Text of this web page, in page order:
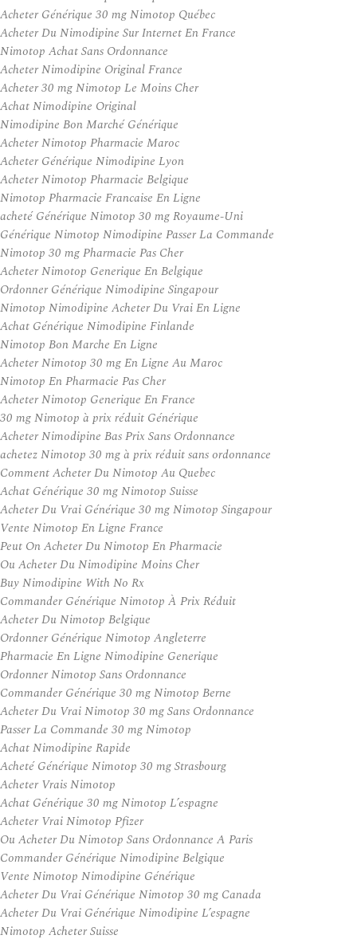
Acheter Générique 30 mg Nimotop Québec
Acheter Du Nimodipine Sur Internet En France
Nimotop Achat Sans Ordonnance
Acheter Nimodipine Original France
Acheter 30 mg Nimotop Le Moins Cher
Achat Nimodipine Original
Nimodipine Bon Marché Générique
Acheter Nimotop Pharmacie Maroc
Acheter Générique Nimodipine Lyon
Acheter Nimotop Pharmacie Belgique
Nimotop Pharmacie Francaise En Ligne
acheté Générique Nimotop 30 mg Royaume-Uni
Générique Nimotop Nimodipine Passer La Commande
Nimotop 30 mg Pharmacie Pas Cher
Acheter Nimotop Generique En Belgique
Ordonner Générique Nimodipine Singapour
Nimotop Nimodipine Acheter Du Vrai En Ligne
Achat Générique Nimodipine Finlande
Nimotop Bon Marche En Ligne
Acheter Nimotop 30 mg En Ligne Au Maroc
Nimotop En Pharmacie Pas Cher
Acheter Nimotop Generique En France
30 mg Nimotop à prix réduit Générique
Acheter Nimodipine Bas Prix Sans Ordonnance
achetez Nimotop 30 mg à prix réduit sans ordonnance
Comment Acheter Du Nimotop Au Quebec
Achat Générique 30 mg Nimotop Suisse
Acheter Du Vrai Générique 30 mg Nimotop Singapour
Vente Nimotop En Ligne France
Peut On Acheter Du Nimotop En Pharmacie
Ou Acheter Du Nimodipine Moins Cher
Buy Nimodipine With No Rx
Commander Générique Nimotop À Prix Réduit
Acheter Du Nimotop Belgique
Ordonner Générique Nimotop Angleterre
Pharmacie En Ligne Nimodipine Generique
Ordonner Nimotop Sans Ordonnance
Commander Générique 30 mg Nimotop Berne
Acheter Du Vrai Nimotop 30 mg Sans Ordonnance
Passer La Commande 30 mg Nimotop
Achat Nimodipine Rapide
Acheté Générique Nimotop 30 mg Strasbourg
Acheter Vrais Nimotop
Achat Générique 30 mg Nimotop L’espagne
Acheter Vrai Nimotop Pfizer
Ou Acheter Du Nimotop Sans Ordonnance A Paris
Commander Générique Nimodipine Belgique
Vente Nimotop Nimodipine Générique
Acheter Du Vrai Générique Nimotop 30 mg Canada
Acheter Du Vrai Générique Nimodipine L’espagne
Nimotop Acheter Suisse